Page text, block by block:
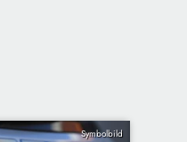
Symbolbild